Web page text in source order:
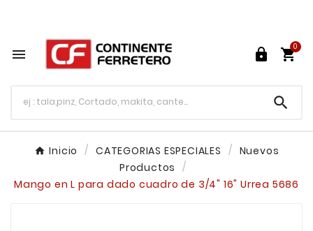
  
0

Inicio CATEGORIAS ESPECIALES
Nuevos
Productos
Mango en L para dado cuadro de 3/4" 16" Urrea 5686